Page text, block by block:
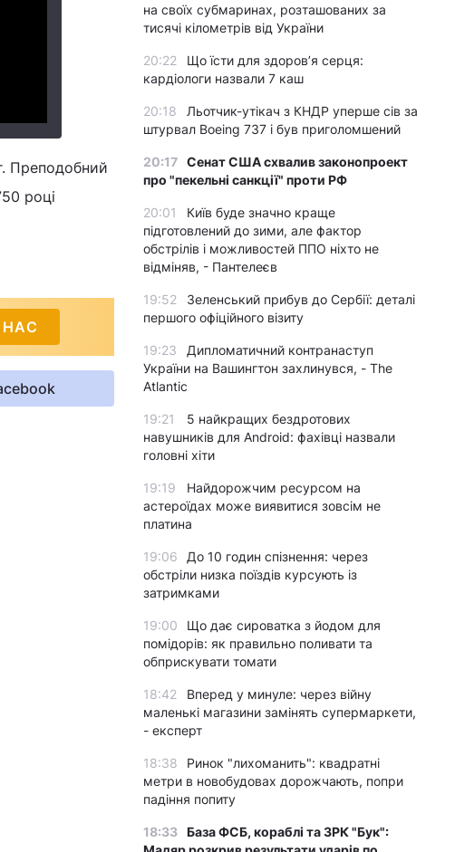
Преподобний
році
на своїх субмаринах, розташованих за
тисячі кілометрів від України
20:22
Що їсти для здоров’я серця:
кардіологи назвали 7 каш
20:18
Льотчик-утікач з КНДР уперше сів за
штурвал Boeing 737 і був приголомшений
20:17 Сенат США схвалив законопроект
про "пекельні санкції" проти РФ
20:01
Київ буде значно краще
підготовлений до зими, але фактор
обстрілів і можливостей ППО ніхто не
відміняв, - Пантелеєв
19:52
Зеленський прибув до Сербії: деталі
першого офіційного візиту
19:23
Дипломатичний контранаступ
України на Вашингтон захлинувся, - The
Atlantic
19:21
5 найкращих бездротових
навушників для Android: фахівці назвали
головні хіти
19:19
Найдорожчим ресурсом на
астероїдах може виявитися зовсім не
платина
19:06
До 10 годин спізнення: через
обстріли низка поїздів курсують із
затримками
19:00
Що дає сироватка з йодом для
помідорів: як правильно поливати та
обприскувати томати
18:42
Вперед у минуле: через війну
маленькі магазини замінять супермаркети,
- експерт
18:38
Ринок "лихоманить": квадратні
метри в новобудовах дорожчають, попри
падіння попиту
18:33 База ФСБ, кораблі та ЗРК "Бук":